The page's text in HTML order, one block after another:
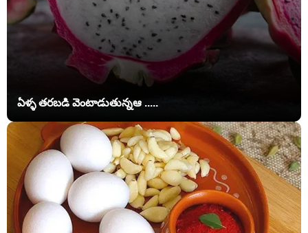
ఏళ్ళ తరబడి వెంటాడుతున్నఆ .....